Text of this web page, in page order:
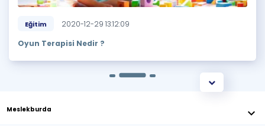
Eğitim
2020-12-29 13:12:09
Oyun Terapisi Nedir ?
Meslekburda keyboard_arrow_down